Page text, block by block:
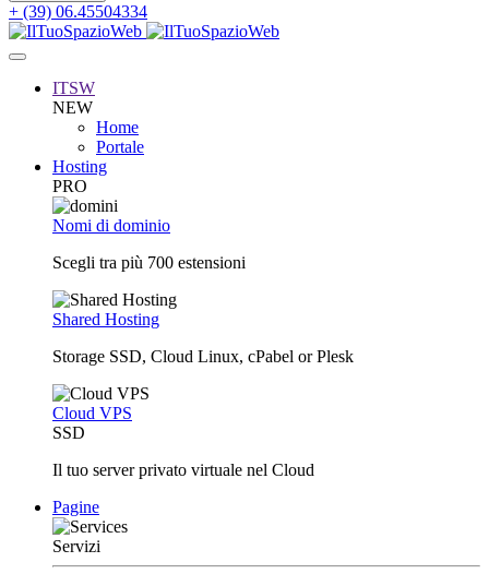
+ (39) 06.45504334
ITSW
NEW
Home
Portale
Hosting
PRO
Nomi di dominio
Scegli tra più 700 estensioni
Shared Hosting
Storage SSD, Cloud Linux, cPabel or Plesk
Cloud VPS
SSD
Il tuo server privato virtuale nel Cloud
Pagine
Servizi